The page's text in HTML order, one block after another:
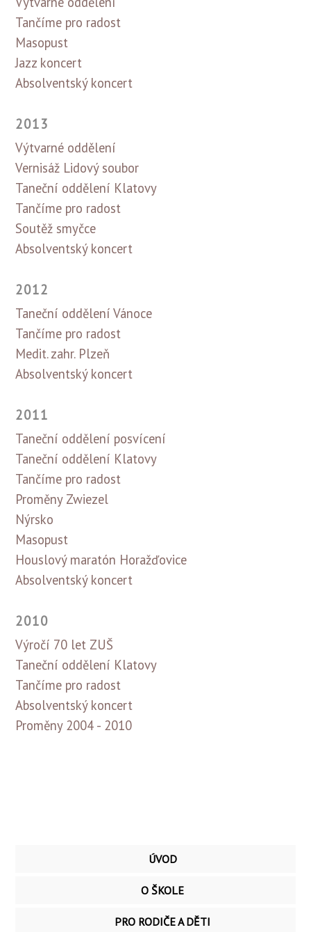
Tančíme pro radost
Masopust
Jazz koncert
Absolventský koncert
2013
Výtvarné oddělení
Vernisáž Lidový soubor
Taneční oddělení Klatovy
Tančíme pro radost
Soutěž smyčce
Absolventský koncert
2012
Taneční oddělení Vánoce
Tančíme pro radost
Medit. zahr. Plzeň
Absolventský koncert
2011
Taneční oddělení posvícení
Taneční oddělení Klatovy
Tančíme pro radost
Proměny Zwiezel
Nýrsko
Masopust
Houslový maratón Horažďovice
Absolventský koncert
2010
Výročí 70 let ZUŠ
Taneční oddělení Klatovy
Tančíme pro radost
Absolventský koncert
Proměny 2004 - 2010
ÚVOD
O ŠKOLE
PRO RODIČE A DĚTI